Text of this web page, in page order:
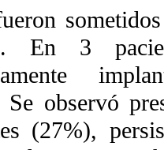
En 3
Se observó
(27%),